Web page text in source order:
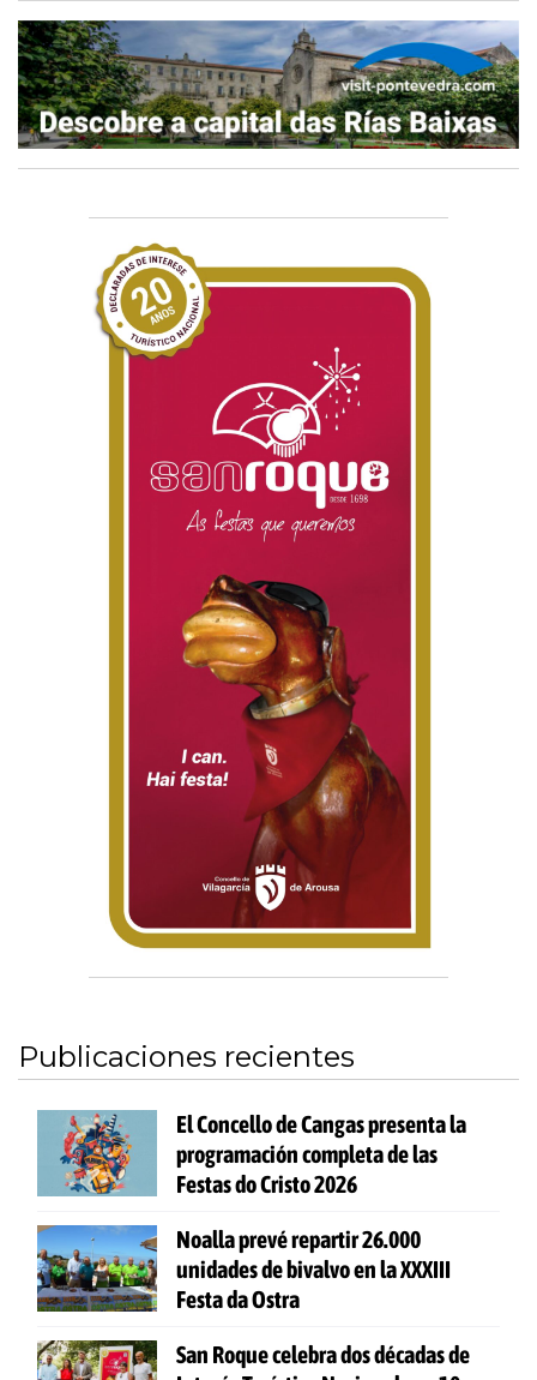
Publicaciones recientes
El Concello de Cangas presenta la
programación completa de las
Festas do Cristo 2026
Noalla prevé repartir 26.000
unidades de bivalvo en la XXXIII
Festa da Ostra
San Roque celebra dos décadas de